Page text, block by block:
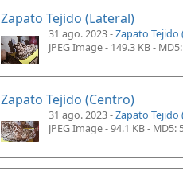
Zapato Tejido (Lateral)
31 ago. 2023 -Zapato Tejido
JPEG Image - 149.3 KB -
Zapato Tejido (Centro)
31 ago. 2023 -Zapato Tejido
JPEG Image - 94.1 KB - MD5: